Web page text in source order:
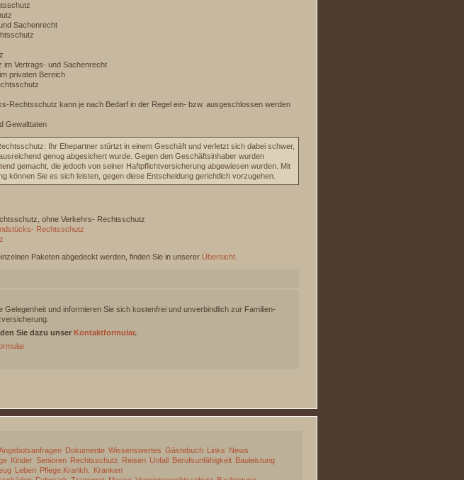
Sachenrecht
Vertrags- und Sachenrecht
privaten Bereich
Rechtsschutz kann je nach Bedarf in der Regel ein- bzw. ausgeschlossen werden
Gewalttaten
Ihr Ehepartner stürtzt in einem Geschäft und verletzt sich dabei schwer,
genug abgesichert wurde. Gegen den Geschäftsinhaber wurden
gemacht, die jedoch von seiner Haftpflichtversicherung abgewiesen wurden. Mit
können Sie es sich leisten, gegen diese Entscheidung gerichtlich vorzugehen.
ohne Verkehrs- Rechtsschutz
Rechtsschutz
Paketen abgedeckt werden, finden Sie in unserer Übersicht
Gelegenheit und informieren Sie sich kostenfrei und unverbindlich zur Familien-
Sie dazu unser Kontaktformular.
Dokumente Wissenswertes Gästebuch Links News
Kinder Senioren Rechtsschutz Reisen Unfall Berufsunfähigkeit Bauleistung
Leben Pflege,Krankh.
Kranken